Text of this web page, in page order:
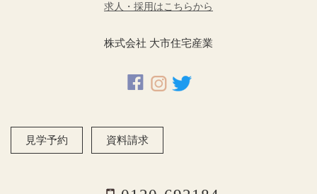
求人・採用はこちらから
株式会社 大市住宅産業
見学予約 資料請求